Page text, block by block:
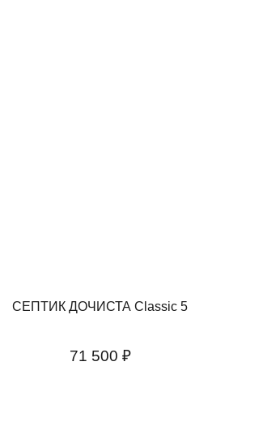
СЕПТИК ДОЧИСТА Classic 5
71 500 ₽